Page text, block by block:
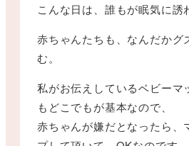
こんな日は、誰もが眠気に誘
赤ちゃんたちも、なんだかグ
む。
私がお伝えしているベビーマ
もどこでもが基本なので、
赤ちゃんが嫌だとなったら、